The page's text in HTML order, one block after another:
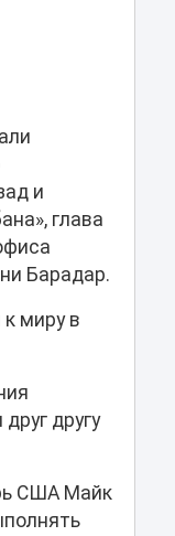
и
глава
Барадар.
миру в
другу
США Майк